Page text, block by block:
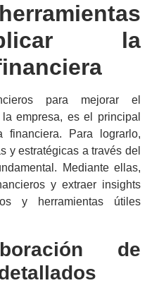
la
para mejorar el
empresa, es el principal
financiera. Para lograrlo,
y estratégicas a través del
Mediante ellas,
y extraer insights
y herramientas útiles
de